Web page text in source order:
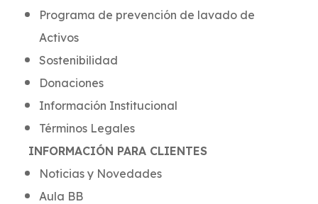
Programa de prevención de lavado de
Activos
Sostenibilidad
Donaciones
Información Institucional
Términos Legales
INFORMACIÓN PARA CLIENTES
Noticias y Novedades
Aula BB